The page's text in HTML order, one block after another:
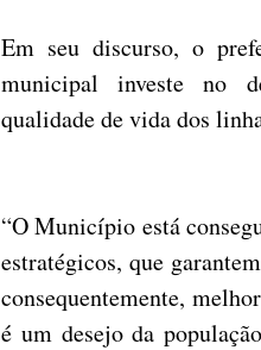
Em seu discurso, o
municipal investe no
qualidade de vida dos
“O Município está
estratégicos, que
consequentemente,
é um desejo da